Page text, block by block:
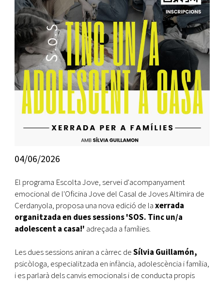
04/06/2026
El programa Escolta Jove, servei d'acompanyament
emocional de l'Oficina Jove del Casal de Joves Altimira de
Cerdanyola, proposa una nova edició de laxerrada
organitzada en dues sessions 'SOS. Tinc un/a
adolescent a casa!' adreçada a famílies.
Les dues sessions aniran a càrrec deSílvia Guillamón,
psicòloga, especialitzada en infància, adolescència i família,
i es parlarà dels canvis emocionals i de conducta propis